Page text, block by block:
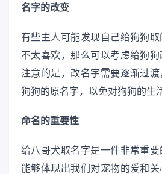
名字的改变
有些主人可能发现自己给狗狗
不太喜欢，那么可以考虑给狗
注意的是，改名字需要逐渐过
狗狗的原名字，以免对狗狗的生
命名的重要性
给八哥犬取名字是一件非常重
能够体现出我们对宠物的爱和